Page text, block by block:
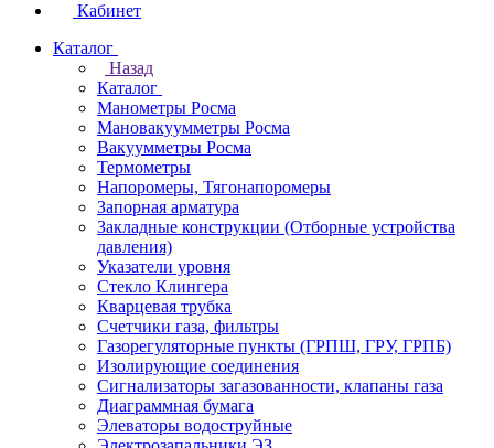
Кабинет
Каталог
Назад
Каталог
Манометры Росма
Мановакуумметры Росма
Вакуумметры Росма
Термометры
Напоромеры, Тягонапоромеры
Запорная арматура
Закладные конструкции (Отборные устройства
давления)
Указатели уровня
Стекло Клингера
Кварцевая трубка
Счетчики газа, фильтры
Газорегуляторные пункты (ГРПШ, ГРУ, ГРПБ)
Изолирующие соединения
Сигнализаторы загазованности, клапаны газа
Диаграммная бумага
Элеваторы водоструйные